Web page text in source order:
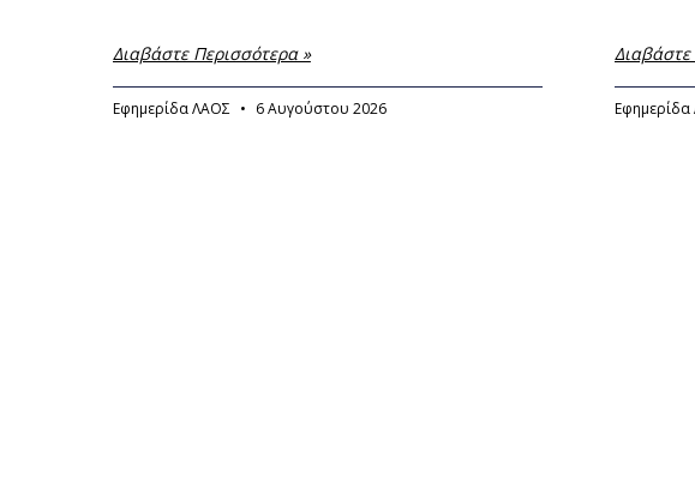
Διαβάστε Περισσότερα »
Εφημερίδα ΛΑΟΣ 6 Αυγούστου 2026